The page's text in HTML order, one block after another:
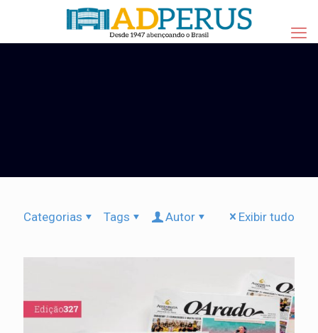
Categorias Tags Autor Exibir tudo